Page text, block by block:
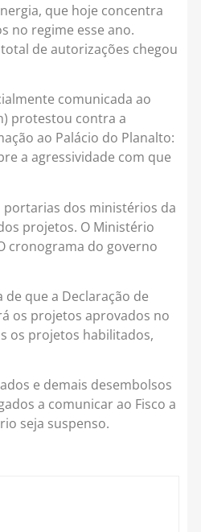
que hoje concentra
no regime esse ano.
de autorizações chegou
comunicada ao
protestou contra a
ao Palácio do Planalto:
a agressividade com que
portarias dos ministérios da
projetos. O Ministério
cronograma do governo
que a Declaração de
os projetos aprovados no
os projetos habilitados,
e demais desembolsos
a comunicar ao Fisco a
seja suspenso.